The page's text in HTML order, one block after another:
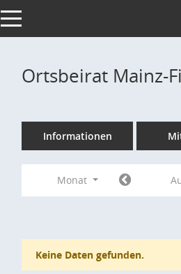
Toggle navigation
Ortsbeirat Mainz-
Informationen
Monat
Keine Daten gefunden.